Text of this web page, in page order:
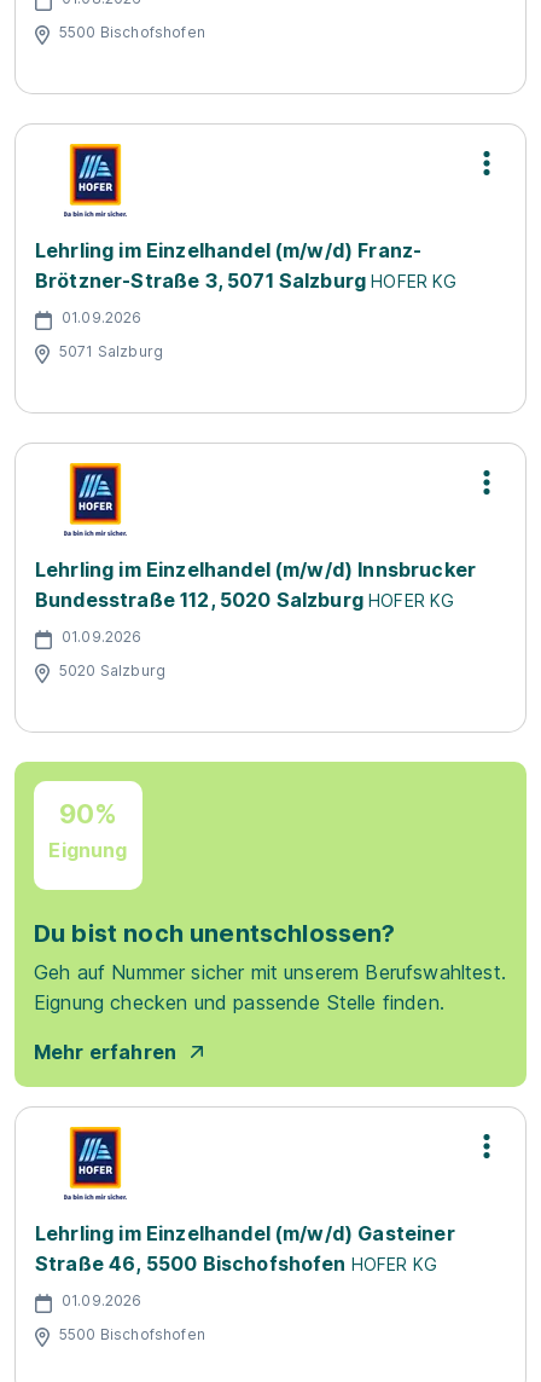
5500 Bischofshofen
Lehrling im Einzelhandel (m/w/d) Franz-
Brötzner-Straße 3, 5071 Salzburg HOFER KG
01.09.2026
5071 Salzburg
Lehrling im Einzelhandel (m/w/d) Innsbrucker
Bundesstraße 112, 5020 Salzburg HOFER KG
01.09.2026
5020 Salzburg
90%
Eignung
Du bist noch unentschlossen?
Geh auf Nummer sicher mit unserem Berufswahltest.
Eignung checken und passende Stelle finden.
Mehr erfahren
Lehrling im Einzelhandel (m/w/d) Gasteiner
Straße 46, 5500 Bischofshofen HOFER KG
01.09.2026
5500 Bischofshofen